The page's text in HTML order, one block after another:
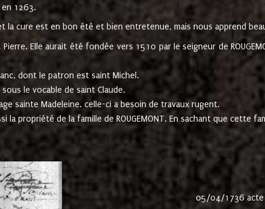
1263.
cure est en bon été et bien entretenue, mais nous apprend
Elle aurait été fondée vers 1510 par le seigneur de
dont le patron est saint Michel.
le vocable de saint Claude.
sainte Madeleine. celle-ci a besoin de travaux rugent.
la propriété de la famille de ROUGEMONT. En sachant que cette
05/04/1736 acte